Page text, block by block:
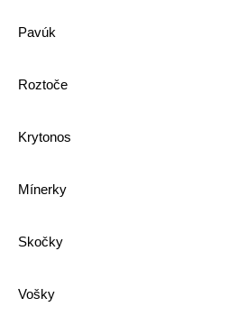
Pavúk
Roztoče
Krytonos
Mínerky
Skočky
Vošky